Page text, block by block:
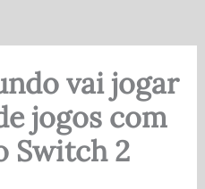
vai jogar
jogos com
Switch 2